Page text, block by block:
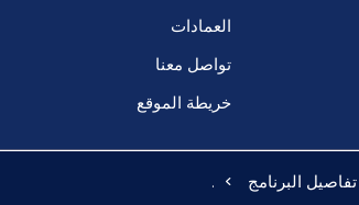
العمادات
تواصل معنا
خريطة الموقع
تفاصيل البرنامج .